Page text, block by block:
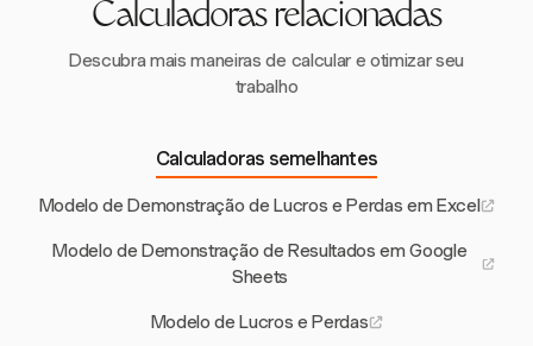
Calculadoras relacionadas
Descubra mais maneiras de calcular e otimizar seu
trabalho
Calculadoras semelhantes
Modelo de Demonstração de Lucros e Perdas em Excel
Modelo de Demonstração de Resultados em Google
Sheets
Modelo de Lucros e Perdas